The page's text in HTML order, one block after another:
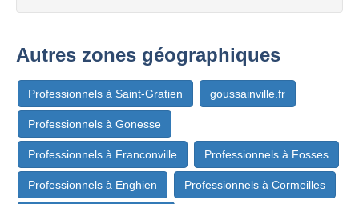
Autres zones géographiques
Professionnels à Saint-Gratien goussainville.fr
Professionnels à Gonesse
Professionnels à Franconville Professionnels à Fosses
Professionnels à Enghien Professionnels à Cormeilles